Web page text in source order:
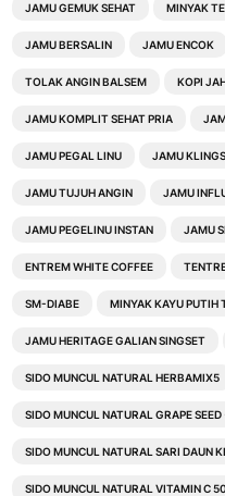
JAMU GEMUK SEHAT MINYAK
JAMU BERSALIN JAMU ENCOK
TOLAK ANGIN BALSEM KOPI
JAMU KOMPLIT SEHAT PRIA
JAMU PEGAL LINU JAMU
JAMU TUJUH ANGIN JAMU
JAMU PEGELINU INSTAN JAMU
ENTREM WHITE COFFEE
SM-DIABE MINYAK KAYU PUTIH
JAMU HERITAGE GALIAN SINGSET
SIDO MUNCUL NATURAL HERBAMIX5
SIDO MUNCUL NATURAL GRAPE
SIDO MUNCUL NATURAL SARI DAUN
SIDO MUNCUL NATURAL VITAMIN C